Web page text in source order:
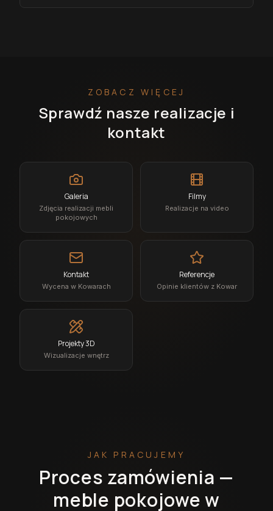
ZOBACZ WIĘCEJ
Sprawdź nasze realizacje i
kontakt
Galeria
Zdjęcia realizacji mebli
pokojowych
Filmy
Realizacje na video
Kontakt
Wycena w Kowarach
Referencje
Opinie klientów z Kowar
Projekty 3D
Wizualizacje wnętrz
JAK PRACUJEMY
Proces zamówienia —
meble pokojowe w